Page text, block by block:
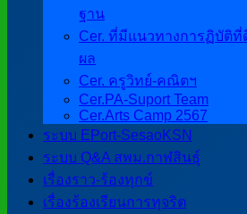
ฐาน
Cer. ที่มีแนวทางการฏิบัติที่
ผล
Cer. ครูวิทย์-คณิตฯ
Cer.PA-Suport Team
Cer.Arts Camp 2567
ระบบ EPort-SesaoKSN
ระบบ Q&A สพม.กาฬสินธุ์
เรื่องราว-ร้องทุกข์
เรื่องร้องเรียนการทุจริต